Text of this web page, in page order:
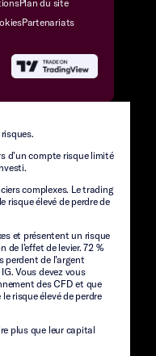
Plan du site
Partenariats
d’un compte risque limité
complexes. Le trading
risque élevé de perdre de
et présentent un risque
l’effet de levier. 72 %
perdent de l’argent
Vous devez vous
des CFD et que
risque élevé de perdre
plus que leur capital